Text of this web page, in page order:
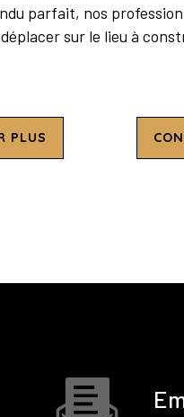
parfait, nos
sur le lieu à
PLUS